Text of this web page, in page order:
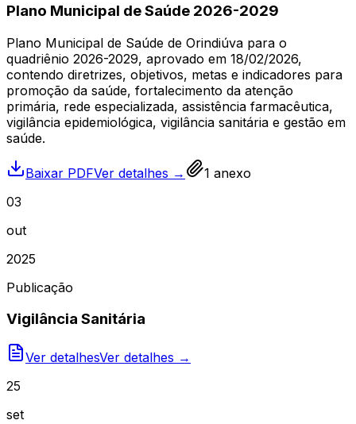
Plano Municipal de Saúde 2026-2029
Plano Municipal de Saúde de Orindiúva para o
quadriênio 2026-2029, aprovado em 18/02/2026,
contendo diretrizes, objetivos, metas e indicadores para
promoção da saúde, fortalecimento da atenção
primária, rede especializada, assistência farmacêutica,
vigilância epidemiológica, vigilância sanitária e gestão em
saúde.
Baixar PDFVer detalhes → 1 anexo
03
out
2025
Publicação
Vigilância Sanitária
Ver detalhesVer detalhes →
25
set